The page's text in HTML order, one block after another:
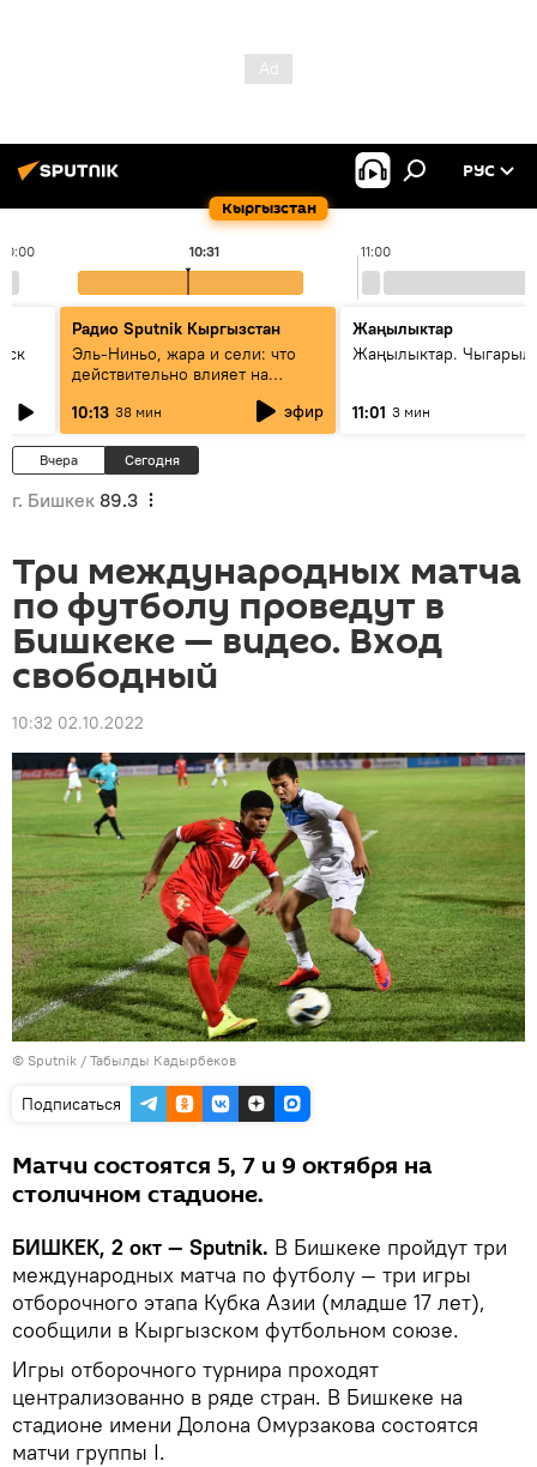
Кыргызстан
РУС
10:00 11:00
10:31
Радио Sputnik Кыргызстан
Эль-Ниньо, жара и сели: что
действительно влияет на
10:13 38 мин эфир
Жаңылыктар
Жаңылыктар.
11:01 3 мин
Вчера Сегодня
г. Бишкек 89.3
Три международных матча
по футболу проведут в
Бишкеке — видео. Вход
свободный
10:32 02.10.2022
© Sputnik / Табылды Кадырбеков
Подписаться
Матчи состоятся 5, 7 и 9 октября на
столичном стадионе.
БИШКЕК, 2 окт — Sputnik. В Бишкеке пройдут три
международных матча по футболу — три игры
отборочного этапа Кубка Азии (младше 17 лет),
сообщили в Кыргызском футбольном союзе.
Игры отборочного турнира проходят
централизованно в ряде стран. В Бишкеке на
стадионе имени Долона Омурзакова состоятся
матчи группы I.